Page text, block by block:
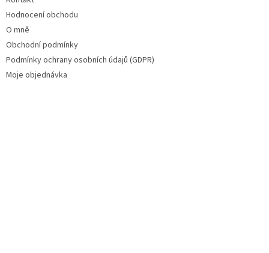
Hodnocení obchodu
O mně
Obchodní podmínky
Podmínky ochrany osobních údajů (GDPR)
Moje objednávka